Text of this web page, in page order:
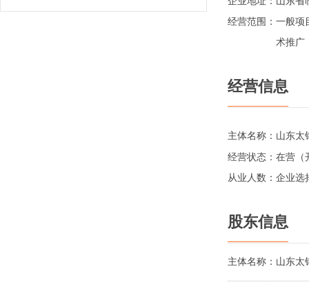
经营范围： 一般项
术推广
经营信息
主体名称： 山东太
经营状态： 在营（
从业人数： 企业选
股东信息
主体名称： 山东太